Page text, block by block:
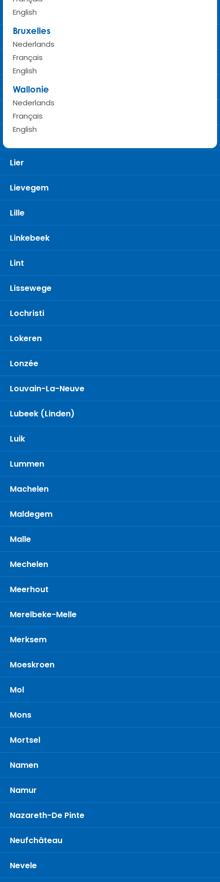
English
Bruxelles
Nederlands
Français
English
Wallonie
Nederlands
Français
English
Laarne
Laken
Landen
Leuven
Libramont
Liège
Lier
Lievegem
Lille
Linkebeek
Lint
Lissewege
Lochristi
Lokeren
Lonzée
Louvain-La-Neuve
Lubeek (Linden)
Luik
Lummen
Machelen
Maldegem
Malle
Mechelen
Meerhout
Merelbeke-Melle
Merksem
Moeskroen
Mol
Mons
Mortsel
Namen
Namur
Nazareth-De Pinte
Neufchâteau
Nevele